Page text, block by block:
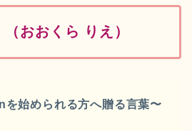
（おおくら りえ）
を始められる方へ贈る言葉〜